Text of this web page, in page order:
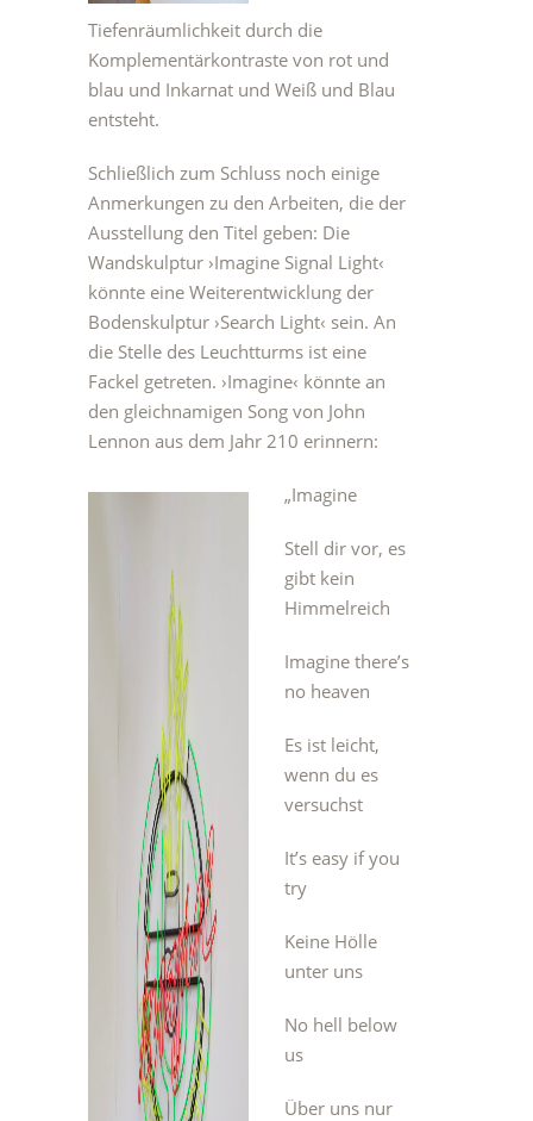
Tiefenräumlichkeit durch die
Komplementärkontraste von rot und
blau und Inkarnat und Weiß und Blau
entsteht.
Schließlich zum Schluss noch einige
Anmerkungen zu den Arbeiten, die der
Ausstellung den Titel geben: Die
Wandskulptur ›Imagine Signal Light‹
könnte eine Weiterentwicklung der
Bodenskulptur ›Search Light‹ sein. An
die Stelle des Leuchtturms ist eine
Fackel getreten. ›Imagine‹ könnte an
den gleichnamigen Song von John
Lennon aus dem Jahr 210 erinnern:
„Imagine
Stell dir vor, es
gibt kein
Himmelreich
Imagine there’s
no heaven
Es ist leicht,
wenn du es
versuchst
It’s easy if you
try
Keine Hölle
unter uns
No hell below
us
Über uns nur